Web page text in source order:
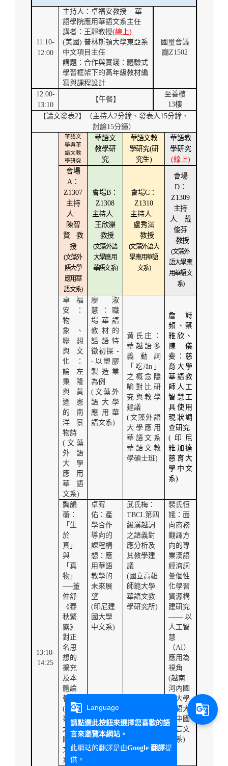
11:10-
12:00
主持人：卓福安教授
華
語學院應用華語文系主任
講者：王靜教授(線上)
(美國)普林斯頓大學東亞系
中文項目主任
講題：合作與實踐：體驗式
學習框架下的高年級教材編
寫與課程設計
國璽會議
廳Z1502
12:00-
13:10
【午餐】
至善樓
13樓
【論文發表2】（主持人2分鐘、發表人15分鐘、
討論15分鐘）
13:10-
14:25
華語文
學與華
語文教
學研究
華語文
教學研
究
華語文教
學研究(研
究生)
華語教
學研究
(線上)
會場
A：
Z1307
主持
人:
陳智
賢
教
授
(文藻外
語大學
應用華
語文系)
會場B ：
Z1308
主持人:
王欣濼
教授
(文藻外語
大學應用
華語文系)
會場C ：
Z1310
主持人:
盧秀滿
教授
(文藻外語大
學應用華語
文系)
會場
D：
Z1309
主持
人: 戴
俊芬
教授
(文藻外
語大學應
用華語文
系)
卓福
安：
物
象、
聯想
與文
化：
論左
秉隆
與黃
遵憲
的南
洋景
物詩
( 文藻
外語
大學
應用
華語
文系)
廖淑
慧：職
場華語
教材的
話語特
徵初探 -
- 以塑膠
製造業
為例
( 文藻外
語大學
應用華
語文系)
黄氏庄：
華越語多
義動詞
「吃/ăn 」
之概念隱
喻對比研
究與教學
建議
(文藻外語
大學應用
華語文系
華語文教
學碩士班)
詹詩
頻、蔡
雅欣、
陳儀
斐：慈
育大學
華語教
師人工
智慧工
具使用
現狀調
查研究
( 印尼
雅加達
慈育大
學中文
系)
龔韻
蘅：
「生
於
真」
與
「真
物」
──董
仲舒
《春
秋繁
露》
對正
名思
想的
擴充
及本
體論
轉向
( 國立
臺南
大學
國語
文學
系 )
卓宥
佑：產
學合作
導向的
課程構
想：應
用華語
教學的
未來展
望
(印尼建
國大學
中文系)
武氏梅：
TBCL第四
級漢越詞
之語義對
應分析及
其教學建
議
( 國立高雄
師範大學
華語文教
學研究所)
裴氏恒
娥：面
向商務
翻譯方
向的專
業漢語
經濟詞
彙個性
化學習
資源構
建研究
——以
人工智
慧
（AI）
應用為
視角
(越南
河內國
家大學
外語大
學中國
語言文
化系)
g_translate Language
請點選此按鈕來選擇您喜歡的語
言來瀏覽本網站。
此網站的翻譯是由Google 翻譯提
供。
g_translate